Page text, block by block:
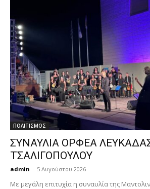
ΠΟΛΙΤΙΣΜΟΣ
ΣΥΝΑΥΛΙΑ ΟΡΦΕΑ
ΤΣΑΛΙΓΟΠΟΥΛΟΥ
admin - 5 Αυγούστου 2026
Με μεγάλη επιτυχία η συναυλία της